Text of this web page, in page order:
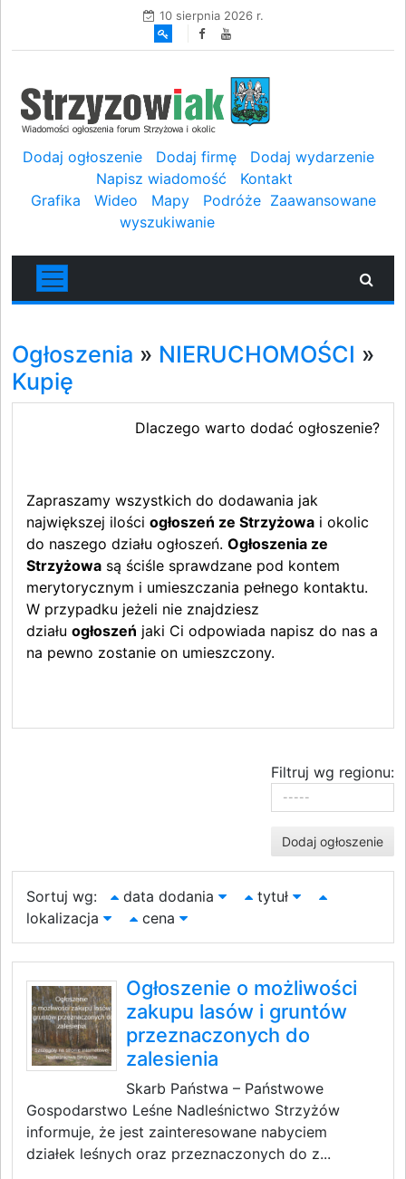
10 sierpnia 2026 r.
Dodaj ogłoszenie Dodaj firmę
Dodaj wydarzenie
Napisz wiadomość
Kontakt
Grafika
Wideo Mapy Podróże Zaawansowane
wyszukiwanie
Ogłoszenia » NIERUCHOMOŚCI »
Kupię
Dlaczego warto dodać ogłoszenie?
Zapraszamy wszystkich do dodawania jak
największej ilości ogłoszeń ze Strzyżowa i okolic
do naszego działu ogłoszeń. Ogłoszenia ze
Strzyżowa są ściśle sprawdzane pod kontem
merytorycznym i umieszczania pełnego kontaktu.
W przypadku jeżeli nie znajdziesz
działu ogłoszeń jaki Ci odpowiada napisz do nas a
na pewno zostanie on umieszczony.
Filtruj wg regionu:
Dodaj ogłoszenie
Sortuj wg: data dodania
tytuł
lokalizacja
cena
Ogłoszenie o możliwości
zakupu lasów i gruntów
przeznaczonych do
zalesienia
Skarb Państwa – Państwowe
Gospodarstwo Leśne Nadleśnictwo Strzyżów
informuje, że jest zainteresowane nabyciem
działek leśnych oraz przeznaczonych do z...